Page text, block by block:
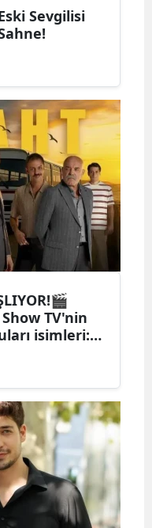
Sevgilisi
TV'nin
isimleri: